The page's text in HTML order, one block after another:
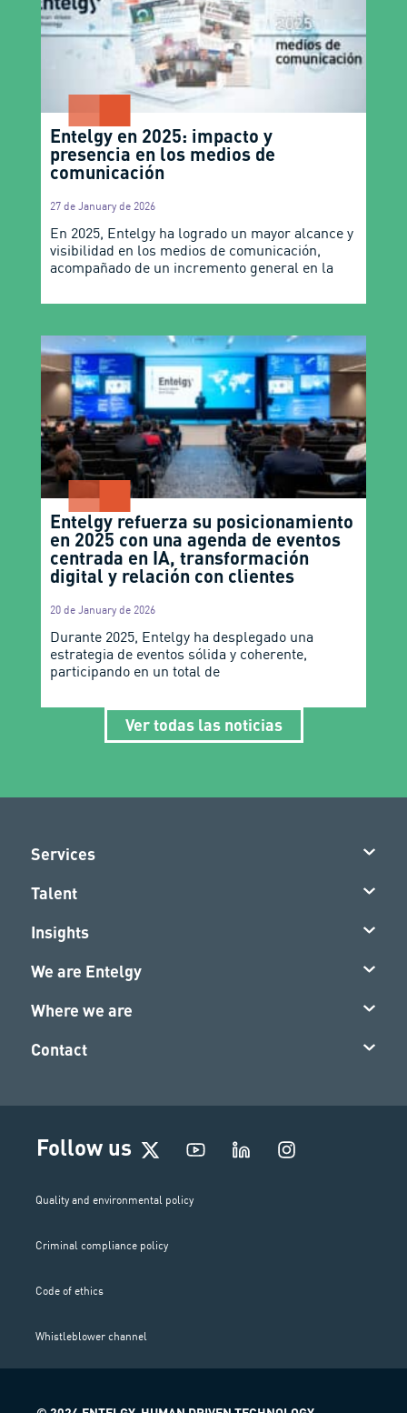
Entelgy en 2025: impacto y
presencia en los medios de
comunicación
27 de January de 2026
En 2025, Entelgy ha logrado un mayor alcance y
visibilidad en los medios de comunicación,
acompañado de un incremento general en la
Entelgy refuerza su posicionamiento
en 2025 con una agenda de eventos
centrada en IA, transformación
digital y relación con clientes
20 de January de 2026
Durante 2025, Entelgy ha desplegado una
estrategia de eventos sólida y coherente,
participando en un total de
Ver todas las noticias
Services
Talent
Insights
We are Entelgy
Where we are
Contact
Follow us
I
n
Quality and environmental policy
Criminal compliance policy
Code of ethics
Whistleblower channel